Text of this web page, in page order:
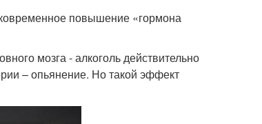
повышение «гормона
мозга - алкоголь действительно
– опьянение. Но такой эффект